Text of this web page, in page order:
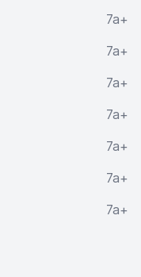
7a+
7a+
7a+
7a+
7a+
7a+
7a+